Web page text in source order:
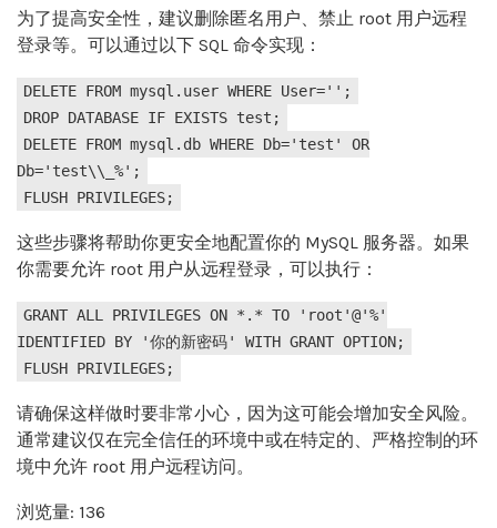
为了提高安全性，建议删除匿名用户、禁止 root 用户远程
登录等。可以通过以下 SQL 命令实现：
DELETE FROM mysql.user WHERE User='';
DROP DATABASE IF EXISTS test;
DELETE FROM mysql.db WHERE Db='test' OR
Db='test\\_%';
FLUSH PRIVILEGES;
这些步骤将帮助你更安全地配置你的 MySQL 服务器。如果
你需要允许 root 用户从远程登录，可以执行：
GRANT ALL PRIVILEGES ON *.* TO 'root'@'%'
IDENTIFIED BY '你的新密码' WITH GRANT OPTION;
FLUSH PRIVILEGES;
请确保这样做时要非常小心，因为这可能会增加安全风险。
通常建议仅在完全信任的环境中或在特定的、严格控制的环
境中允许 root 用户远程访问。
浏览量: 136